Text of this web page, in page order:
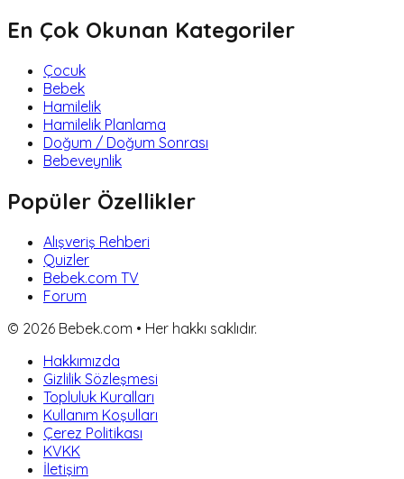
En Çok Okunan Kategoriler
Çocuk
Bebek
Hamilelik
Hamilelik Planlama
Doğum / Doğum Sonrası
Bebeveynlik
Popüler Özellikler
Alışveriş Rehberi
Quizler
Bebek.com TV
Forum
© 2026 Bebek.com • Her hakkı saklıdır.
Hakkımızda
Gizlilik Sözleşmesi
Topluluk Kuralları
Kullanım Koşulları
Çerez Politikası
KVKK
İletişim